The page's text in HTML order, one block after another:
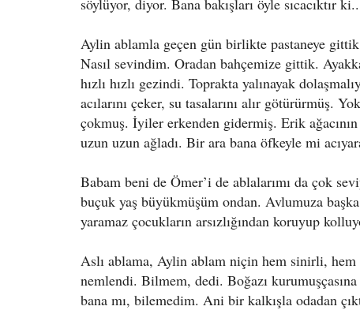
Aylin ablamla geçen gün birlikte pastaneye
Nasıl sevindim. Oradan bahçemize gittik.
hızlı hızlı gezindi. Toprakta yalınayak
acılarını çeker, su tasalarını alır götürürmüş.
çokmuş. İyiler erkenden gidermiş. Erik ağacının
uzun uzun ağladı. Bir ara bana öfkeyle mi
Babam beni de Ömer’i de ablalarımı da çok
buçuk yaş büyükmüşüm ondan. Avlumuza
yaramaz çocukların arsızlığından koruyup
Aslı ablama, Aylin ablam niçin hem sinirli,
nemlendi. Bilmem, dedi. Boğazı
bana mı, bilemedim. Ani bir kalkışla odadan